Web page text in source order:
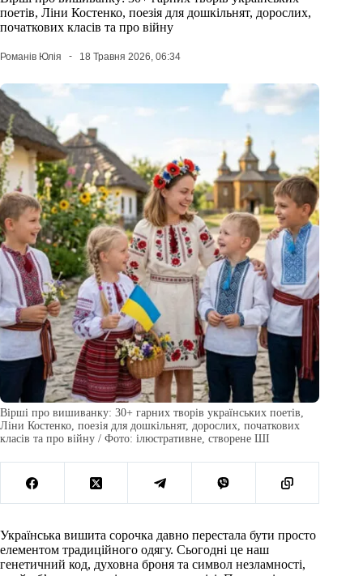
поетів, Ліни Костенко, поезія для дошкільнят, дорослих,
початкових класів та про війну
Романів Юлія 18 Травня 2026, 06:34
Вірші про вишиванку: 30+ гарних творів українських поетів,
Ліни Костенко, поезія для дошкільнят, дорослих, початкових
класів та про війну / Фото: ілюстративне, створене ШІ
Українська вишита сорочка давно перестала бути просто
елементом традиційного одягу. Сьогодні це наш
генетичний код, духовна броня та символ незламності,